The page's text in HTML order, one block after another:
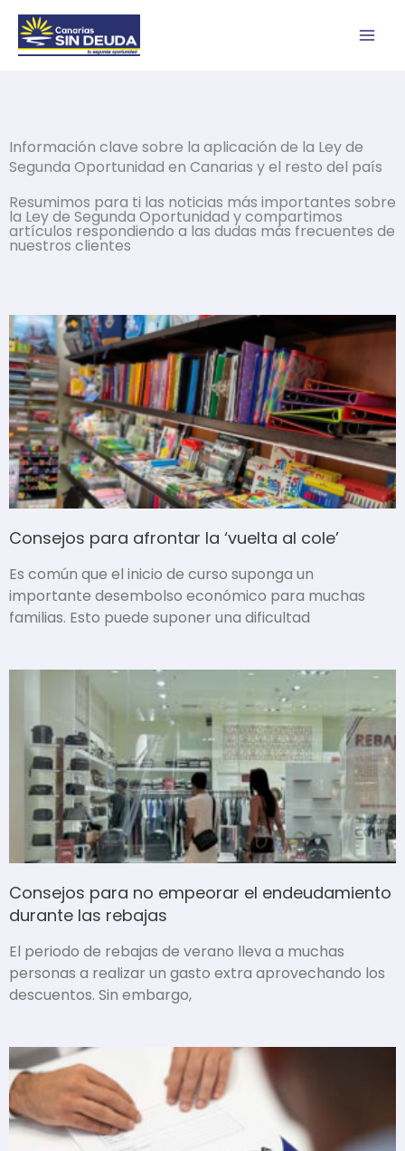
contenido
Información clave sobre la aplicación de la Ley de
Segunda Oportunidad en Canarias y el resto del país
Resumimos para ti las noticias más importantes sobre
la Ley de Segunda Oportunidad y compartimos
artículos respondiendo a las dudas más frecuentes de
nuestros clientes
Consejos para afrontar la ‘vuelta al cole’
Es común que el inicio de curso suponga un
importante desembolso económico para muchas
familias. Esto puede suponer una dificultad
Consejos para no empeorar el endeudamiento
durante las rebajas
El periodo de rebajas de verano lleva a muchas
personas a realizar un gasto extra aprovechando los
descuentos. Sin embargo,